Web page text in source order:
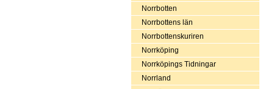
Norrbotten
Norrbottens län
Norrbottenskuriren
Norrköping
Norrköpings Tidningar
Norrland